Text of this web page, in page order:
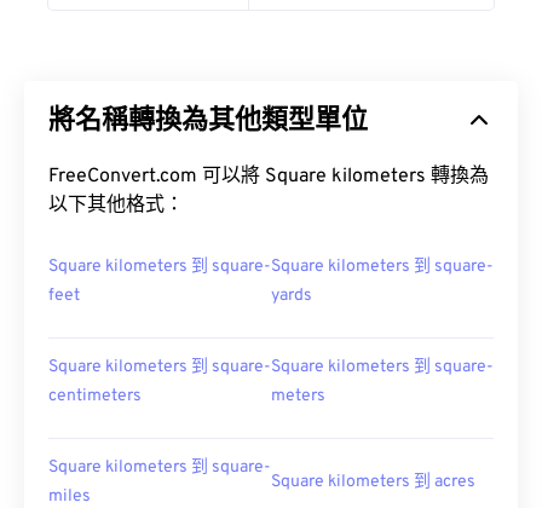
將名稱轉換為其他類型單位
FreeConvert.com 可以將 Square kilometers 轉換為
以下其他格式：
Square kilometers 到 square-
feet
Square kilometers 到 square-
yards
Square kilometers 到 square-
centimeters
Square kilometers 到 square-
meters
Square kilometers 到 square-
miles
Square kilometers 到 acres